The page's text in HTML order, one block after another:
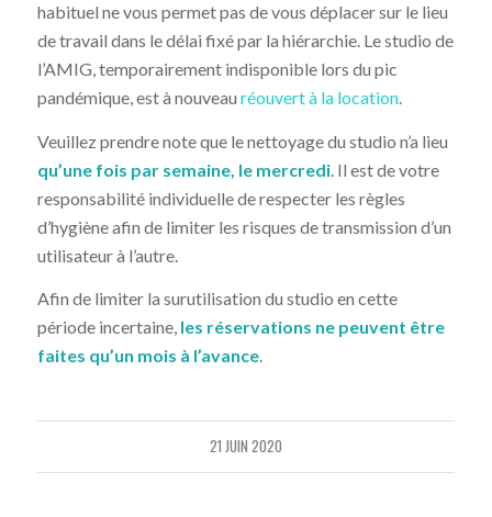
habituel ne vous permet pas de vous déplacer sur le lieu
de travail dans le délai fixé par la hiérarchie. Le studio de
l’AMIG, temporairement indisponible lors du pic
pandémique, est à nouveau réouvert à la location.
Veuillez prendre note que le nettoyage du studio n’a lieu
qu’une fois par semaine, le mercredi. Il est de votre
responsabilité individuelle de respecter les règles
d’hygiène afin de limiter les risques de transmission d’un
utilisateur à l’autre.
Afin de limiter la surutilisation du studio en cette
période incertaine, les réservations ne peuvent être
faites qu’un mois à l’avance.
21 JUIN 2020